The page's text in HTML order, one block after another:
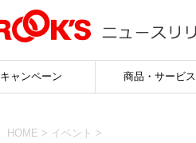
キャンペーン 商品・サービス
HOME > イベント >